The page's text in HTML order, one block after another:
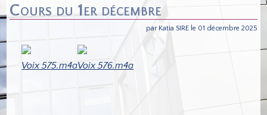
Cours du 1er décembre
par Katia SIRE le 01 décembre 2025
Voix 575.m4aVoix 576.m4a